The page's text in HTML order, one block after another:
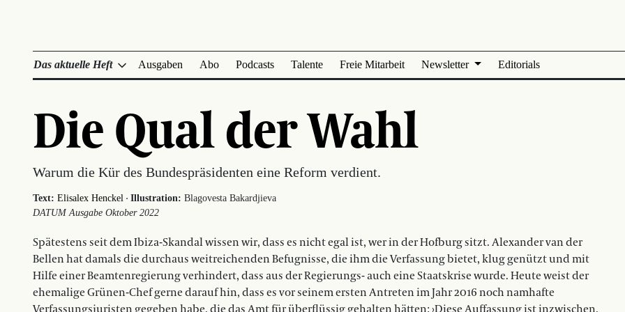
Das aktuelle Heft Ausgaben Abo Podcasts Talente Freie Mitarbeit Newsletter Editorials
Die Qual der Wahl
Warum die Kür des Bundespräsidenten eine Reform verdient.
Text: Elisalex Henckel · Illustration: Blagovesta Bakardjieva
DATUM Ausgabe Oktober 2022
Spätestens seit dem Ibiza-Skandal wissen wir, dass es nicht egal ist, wer in der Hofburg sitzt. Alexander van der
Bellen hat damals die durchaus weitreichenden Befugnisse, die ihm die Verfassung bietet, klug genützt und mit
Hilfe einer Beamtenregierung verhindert, dass aus der Regierungs- auch eine Staatskrise wurde. Heute weist der
ehemalige Grünen-Chef gerne darauf hin, dass es vor seinem ersten Antreten im Jahr 2016 noch namhafte
Verfassungsjuristen gegeben habe, die das Amt für überflüssig gehalten hätten: ›Diese Auffassung ist inzwischen,